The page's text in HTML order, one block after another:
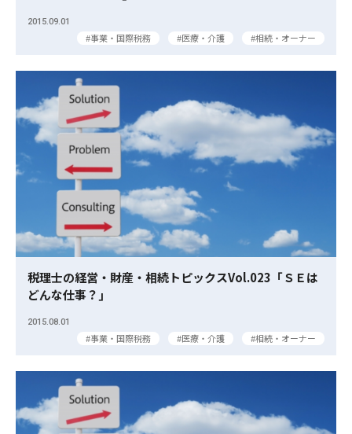
2015.09.01
事業・国際税務 医療・介護 相続・オーナー
税理士の経営・財産・相続トピックスVol.023「ＳＥは
どんな仕事？｣
2015.08.01
事業・国際税務 医療・介護 相続・オーナー